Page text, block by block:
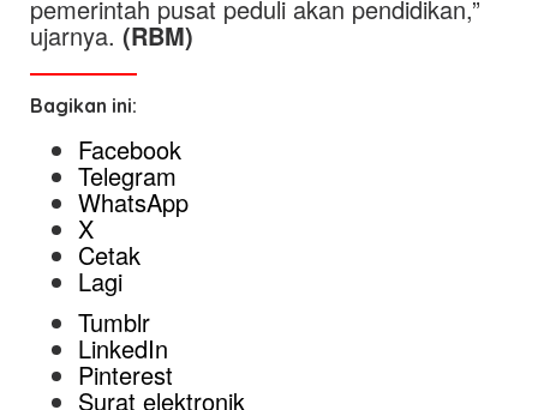
pemerintah pusat peduli akan pendidikan,”
ujarnya. (RBM)
Bagikan ini:
Facebook
Telegram
WhatsApp
X
Cetak
Lagi
Tumblr
LinkedIn
Pinterest
Surat elektronik